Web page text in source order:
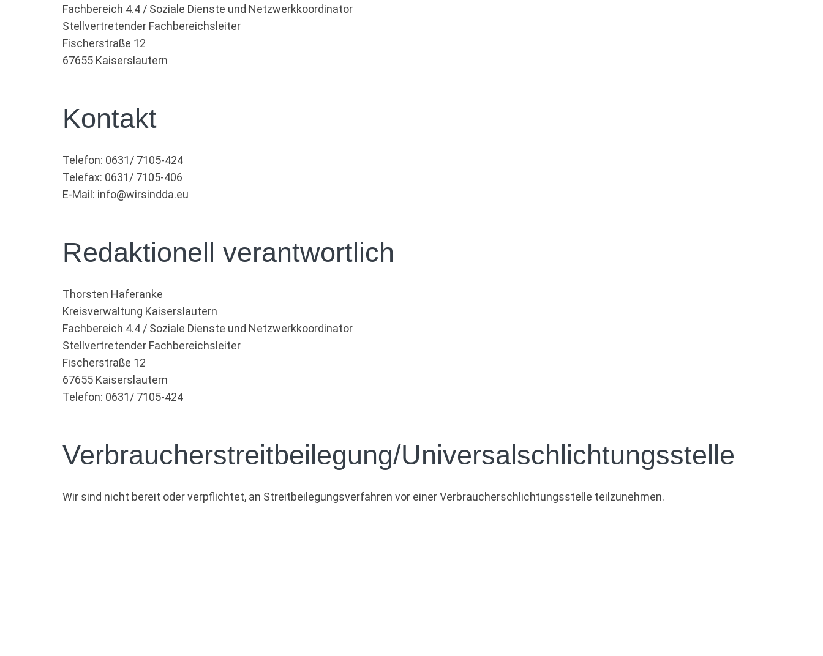
Fachbereich 4.4 / Soziale Dienste und Netzwerkkoordinator
Stellvertretender Fachbereichsleiter
Fischerstraße 12
67655 Kaiserslautern
Kontakt
Telefon: 0631/ 7105-424
Telefax: 0631/ 7105-406
E-Mail: info@wirsindda.eu
Redaktionell verantwortlich
Thorsten Haferanke
Kreisverwaltung Kaiserslautern
Fachbereich 4.4 / Soziale Dienste und Netzwerkkoordinator
Stellvertretender Fachbereichsleiter
Fischerstraße 12
67655 Kaiserslautern
Telefon: 0631/ 7105-424
Verbraucher­streit­beilegung/Universal­schlichtungs­stelle
Wir sind nicht bereit oder verpflichtet, an Streitbeilegungsverfahren vor einer Verbraucherschlichtungsstelle teilzunehmen.